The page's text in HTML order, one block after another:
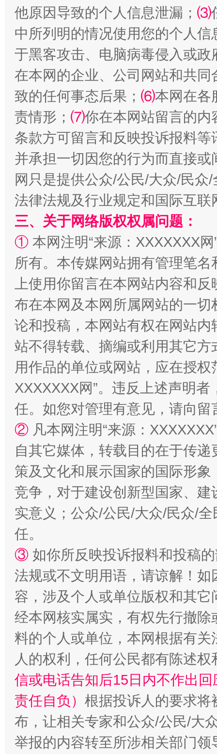
全民健身五年计划来了！等你上场
阿坝州三大球赛在茂县开幕 规模
国家大学科技园优化重塑工作
“蜀中异人”王建安的艺术幻境
他原因导致的个人信息泄漏； ⑶
中所列明的情况使用您的个人
于黑客攻击、电脑病毒侵入或
在本网的企业、公司网站和共
致的任何事态后果； ⑹本网在各
责情形； ⑺你在本网站留言的内
条款方可留言和反映投诉报料
并承担一切因您的行为而直接
网只是提供公众/公民/大众/民
法律法规及行业规定和国际互
三、关于网络版权权属问题：
① 本网注明“来源：XXXXXXX
所有。本传媒网站拥有管理笔
上使用你留言在本网站内容和
布在本网及本网所属网站的一
论和投稿，本网站有权在网站
站不得转载、摘编或利用其它
用作品的单位或网站，应在授
XXXXXXX网”。违反上述声明
任。如您对管理有意见，请向
② 凡本网注明“来源：
自其它媒体，转载目的在于传
策及文化和展示国家的国际形
竞争，对于建设创新型国家、
实意义；公众/公民/大众/民众/
任。
③ 如你所反映投诉报料和投稿
法规或不文明用语，请谅解！
容，涉及个人或单位版权和其它
经本网核实属实，有权先行撤
料的个人或单位，本网根据有
人的权利，任何公民都有陈述
信或电话告知后15日内不作出
责任自负） 根据投诉人的要求将
布，让相关专家和公众/公民/大
举报的内容转至所涉相关部门